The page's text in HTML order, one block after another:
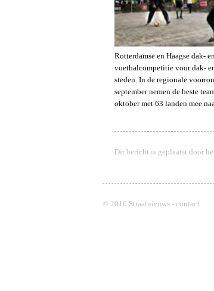
Rotterdamse en Haagse dak-
voetbalcompetitie voor dak-
steden. In de regionale
september nemen de beste
oktober met 63 landen mee
Dit bericht is geplaatst door
© 2016 Straatnieuws - contact